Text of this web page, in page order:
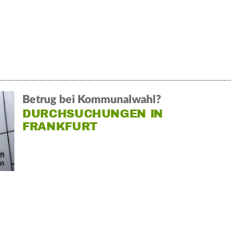
Betrug bei Kommunalwahl?
DURCHSUCHUNGEN IN
FRANKFURT